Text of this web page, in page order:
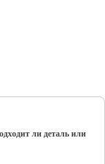
ли деталь или